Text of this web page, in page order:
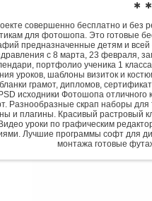
✱
совершенно бесплатно и без
для фотошопа. Это готовые
предназначенные детям и всей
с 8 марта, 23 февраля,
портфолио ученика 1
уроков, шаблоны визиток и
грамот, дипломов,
исходники Фотошопа
Разнообразные скрап наборы
и плагины. Красивый растровый
уроки по графическим
Лучшие программы софт для
монтажа готовые